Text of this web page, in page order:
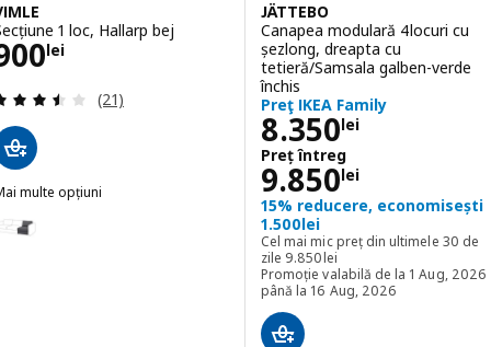
1 loc, Hallarp bej
lei900lei
Evaluare: 3.5 din 5 stele. Total recenzii:
(21)
multe opțiuni
VIMLE, Secțiune 1 loc, Gunnared gri mediu
VIMLE, Secțiune 1 loc, Gunnared bej
VIMLE, Secțiune 1 loc, Hallarp gri
JÄTTEBO
Canapea modulară 4locuri cu
șezlong, dreapta cu
tetieră/Samsala galben-verde
închis
Preţ IKEA Family
8.350lei
Preţ 8350lei
Preț întreg
9.850lei
Preț întreg
15% reducere, economisești
1.500lei
Cel mai mic preț din ultimele 30 de
zile 9.850lei
Cel mai mic preț din ultimele 30
Promoție valabilă de la 1 Aug, 2026
până la 16 Aug, 2026